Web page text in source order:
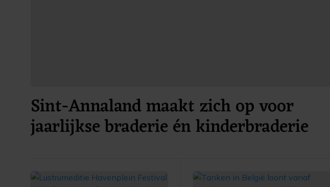
Sint-Annaland maakt zich op voor
jaarlijkse braderie én kinderbraderie